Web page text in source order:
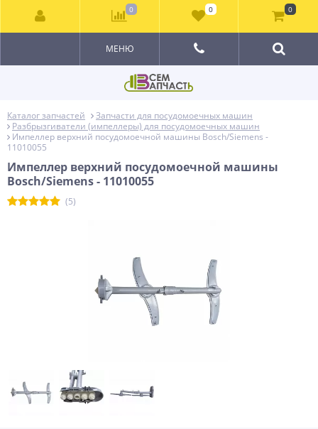
МЕНЮ
Каталог запчастей
Запчасти для посудомоечных машин
Разбрызгиватели (импеллеры) для посудомоечных машин
Импеллер верхний посудомоечной машины Bosch/Siemens -
11010055
Импеллер верхний посудомоечной машины
Bosch/Siemens - 11010055
(5)
0 0 0